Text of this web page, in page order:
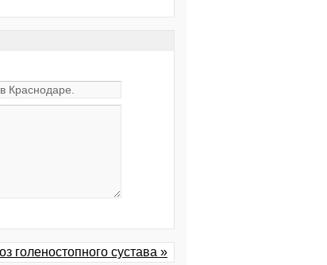
голеностопного сустава »